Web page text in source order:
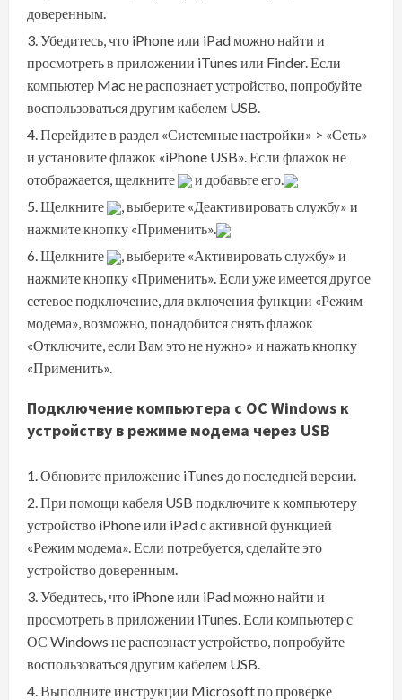
доверенным.
Убедитесь, что iPhone или iPad можно найти и
просмотреть в приложении iTunes или Finder. Если
компьютер Mac не распознает устройство, попробуйте
воспользоваться другим кабелем USB.
Перейдите в раздел «Системные настройки» > «Сеть»
и установите флажок «iPhone USB». Если флажок не
отображается, щелкните
и добавьте его.
Щелкните
, выберите «Деактивировать службу» и
нажмите кнопку «Применить».
Щелкните
, выберите «Активировать службу» и
нажмите кнопку «Применить». Если уже имеется другое
сетевое подключение, для включения функции «Режим
модема», возможно, понадобится снять флажок
«Отключите, если Вам это не нужно» и нажать кнопку
«Применить».
Подключение компьютера c ОС Windows к
устройству в режиме модема через USB
Обновитеприложение iTunes до последней версии.
При помощи кабеля USB подключите к компьютеру
устройство iPhone или iPad с активной функцией
«Режим модема». Если потребуется,сделайте это
устройство доверенным.
Убедитесь, что iPhone или iPad можно найти и
просмотреть в приложении iTunes. Если компьютер с
ОС Windows не распознает устройство, попробуйте
воспользоваться другим кабелем USB.
Выполните инструкции Microsoft попроверке